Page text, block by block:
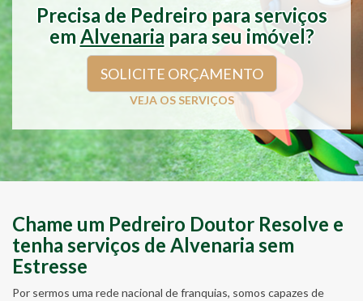
Precisa de Pedreiro para serviços
em Alvenaria para seu imóvel?
SOLICITE ORÇAMENTO
VEJA OS SERVIÇOS
Chame um Pedreiro Doutor Resolve e
tenha serviços de Alvenaria sem
Estresse
Por sermos uma rede nacional de franquias, somos capazes de